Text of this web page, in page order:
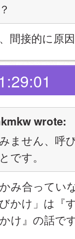
間接的に原
wrote:
ません、呼
です。
み合ってい
びかけ」は
け』の話で